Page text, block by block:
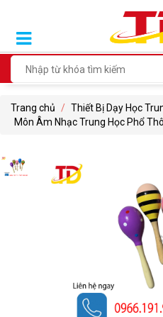
PHẨM
BÁN
CHẠY
THIẾT
HỌC
TIỂU
Trang chủ / Thiết Bị Dạy Học
Môn Âm Nhạc Trung Học Phổ